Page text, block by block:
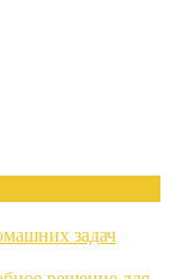
задач